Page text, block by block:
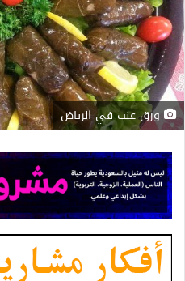
ورق عنب في الرياض